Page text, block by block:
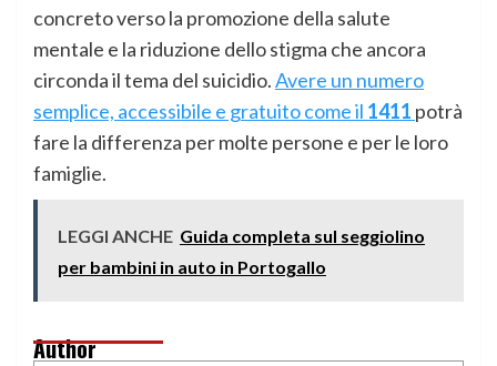
concreto verso la promozione della salute
mentale e la riduzione dello stigma che ancora
circonda il tema del suicidio.Avere un numero
semplice, accessibile e gratuito come il 1411 potrà
fare la differenza per molte persone e per le loro
famiglie.
LEGGI ANCHE Guida completa sul seggiolino
per bambini in auto in Portogallo
Author